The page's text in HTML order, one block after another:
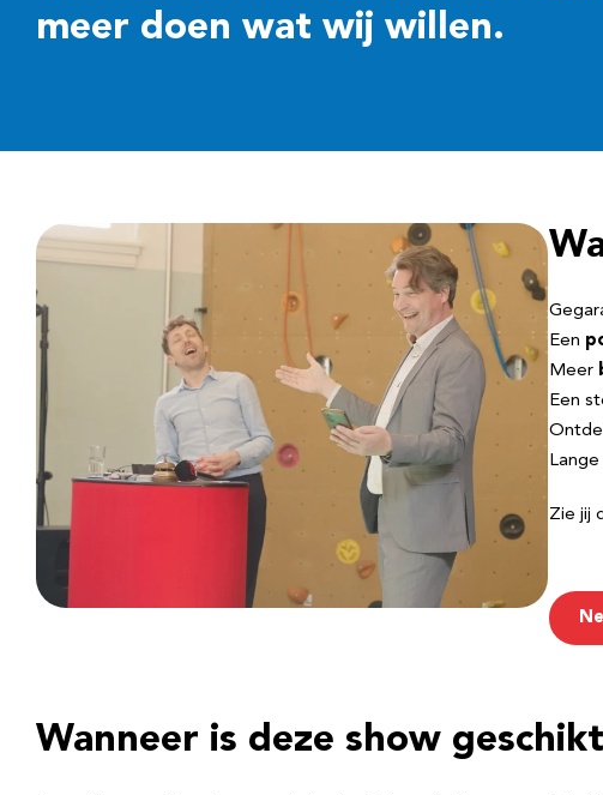
meer doen wat wij willen.
Een
Meer
Een
Zie jij
Wanneer is deze show